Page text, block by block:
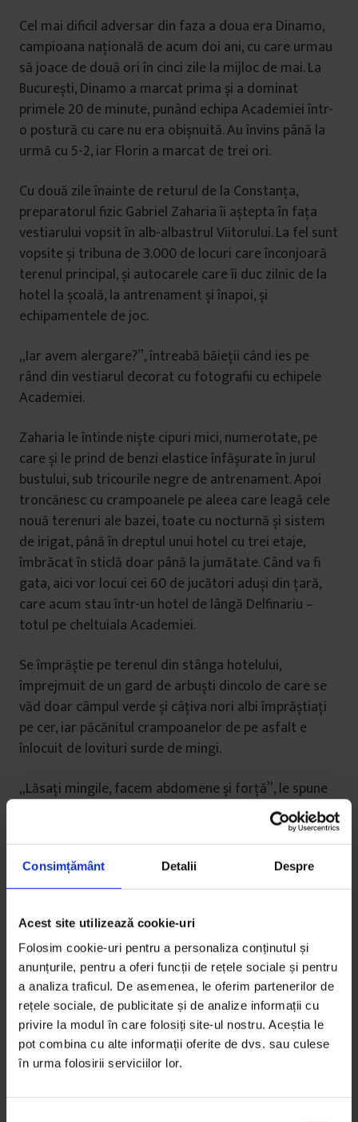
Consimțământ Detalii Despre
Acest site utilizează cookie-uri
Folosim cookie-uri pentru a personaliza conținutul și
anunțurile, pentru a oferi funcții de rețele sociale și pentru
a analiza traficul. De asemenea, le oferim partenerilor de
rețele sociale, de publicitate și de analize informații cu
privire la modul în care folosiți site-ul nostru. Aceștia le
pot combina cu alte informații oferite de dvs. sau culese
în urma folosirii serviciilor lor.
Cel mai dificil adversar din faza a doua era Dinamo,
campioana națională de acum doi ani, cu care urmau
să joace de două ori în cinci zile la mijloc de mai. La
București, Dinamo a marcat prima și a dominat
primele 20 de minute, punând echipa Academiei într-
o postură cu care nu era obișnuită. Au învins până la
urmă cu 5-2, iar Florin a marcat de trei ori.
Cu două zile înainte de returul de la Constanța,
preparatorul fizic Gabriel Zaharia îi aștepta în fața
vestiarului vopsit în alb-albastrul Viitorului. La fel sunt
vopsite și tribuna de 3.000 de locuri care înconjoară
terenul principal, și autocarele care îi duc zilnic de la
hotel la școală, la antrenament și înapoi, și
echipamentele de joc.
„Iar avem alergare?”, întreabă băieții când ies pe
rând din vestiarul decorat cu fotografii cu echipele
Academiei.
Zaharia le întinde niște cipuri mici, numerotate, pe
care și le prind de benzi elastice înfășurate în jurul
bustului, sub tricourile negre de antrenament. Apoi
troncănesc cu crampoanele pe aleea care leagă cele
nouă terenuri ale bazei, toate cu nocturnă și sistem
de irigat, până în dreptul unui hotel cu trei etaje,
îmbrăcat în sticlă doar până la jumătate. Când va fi
gata, aici vor locui cei 60 de jucători aduși din țară,
care acum stau într-un hotel de lângă Delfinariu –
totul pe cheltuiala Academiei.
Se împrăștie pe terenul din stânga hotelului,
împrejmuit de un gard de arbuști dincolo de care se
văd doar câmpul verde și câțiva nori albi împrăștiați
pe cer, iar păcănitul crampoanelor de pe asfalt e
înlocuit de lovituri surde de mingi.
„Lăsați mingile, facem abdomene și forță”, le spune
preparatorul de 36 de ani, căruia băieții îi spun Gabi.
„Hai, măi, Gabi, iaaar?”, spune Ianis, jonglând cu o
minge.
„Gabi, poimâine avem meci!”, încearcă și Florin să-l
îmbuneze.
Deși e mai greu, lui Zaharia îi place să lucreze cu copii
cu personalități puternice, cum sunt cei de ’98, pentru
că asta înseamnă inteligență și inventivitate pe teren.
Rămâne ferm și, în timp ce-și instalează laptopul pe
care le monitorizează frecvențele cardiace
înregistrate de cipuri, le dictează seriile de exerciții,
pe care băieții le execută în semicerc, strâmbând din